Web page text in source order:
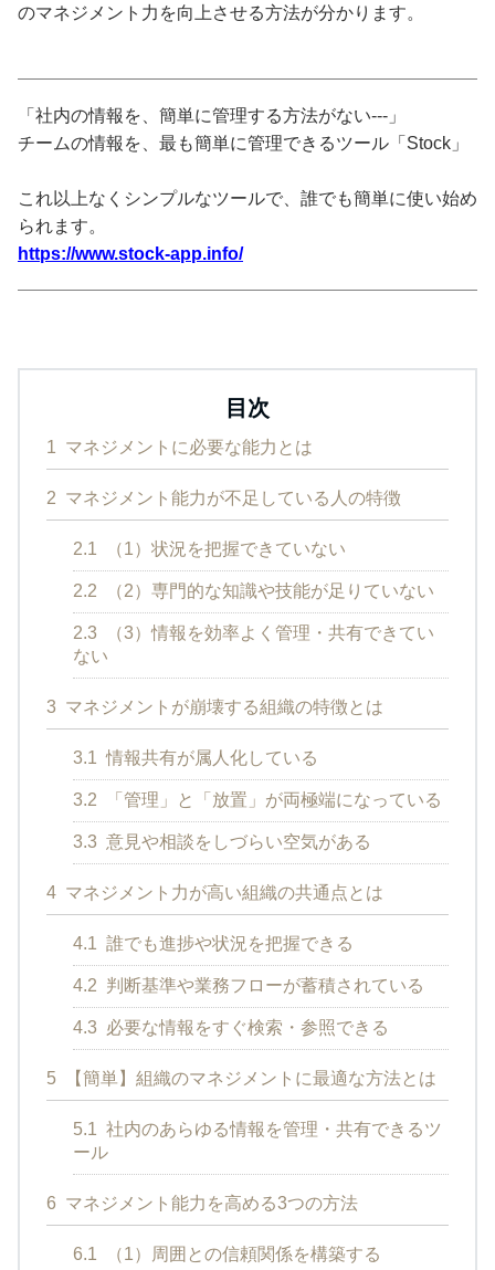
のマネジメント力を向上させる方法が分かります。
「社内の情報を、簡単に管理する方法がない---」
チームの情報を、最も簡単に管理できるツール「Stock」
これ以上なくシンプルなツールで、誰でも簡単に使い始め
られます。
https://www.stock-app.info/
目次
1 マネジメントに必要な能力とは
2 マネジメント能力が不足している人の特徴
2.1 （1）状況を把握できていない
2.2 （2）専門的な知識や技能が足りていない
2.3
（3）情報を効率よく管理・共有できてい
ない
3 マネジメントが崩壊する組織の特徴とは
3.1 情報共有が属人化している
3.2 「管理」と「放置」が両極端になっている
3.3 意見や相談をしづらい空気がある
4 マネジメント力が高い組織の共通点とは
4.1 誰でも進捗や状況を把握できる
4.2 判断基準や業務フローが蓄積されている
4.3 必要な情報をすぐ検索・参照できる
5 【簡単】組織のマネジメントに最適な方法とは
5.1 社内のあらゆる情報を管理・共有できるツ
ール
6 マネジメント能力を高める3つの方法
6.1 （1）周囲との信頼関係を構築する